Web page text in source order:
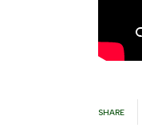
SHARE